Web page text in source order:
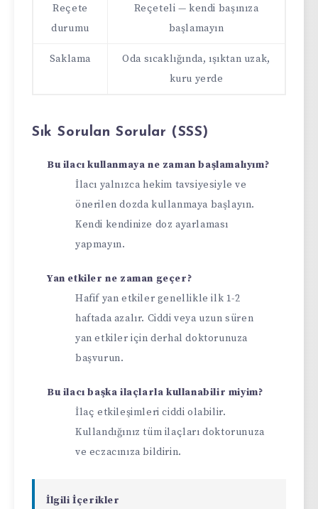
Reçete
durumu
Reçeteli — kendi başınıza
başlamayın
Saklama
Oda sıcaklığında, ışıktan uzak,
kuru yerde
Sık Sorulan Sorular (SSS)
Bu ilacı kullanmaya ne zaman başlamalıyım?
İlacı yalnızca hekim tavsiyesiyle ve
önerilen dozda kullanmaya başlayın.
Kendi kendinize doz ayarlaması
yapmayın.
Yan etkiler ne zaman geçer?
Hafif yan etkiler genellikle ilk 1-2
haftada azalır. Ciddi veya uzun süren
yan etkiler için derhal doktorunuza
başvurun.
Bu ilacı başka ilaçlarla kullanabilir miyim?
İlaç etkileşimleri ciddi olabilir.
Kullandığınız tüm ilaçları doktorunuza
ve eczacınıza bildirin.
İlgili İçerikler